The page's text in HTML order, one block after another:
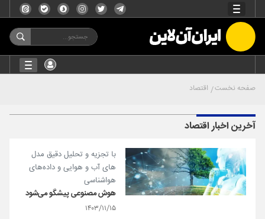
صفحه نخست اقتصاد
آخرین اخبار اقتصاد
با تجزیه و تحلیل دقیق مدل
های آب و هوایی و داده‌های
هواشناسی
هوش مصنوعی پیشگو می‌شود
۱۴۰۳/۱۱/۱۵